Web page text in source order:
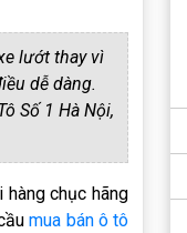
lướt thay vì
dễ dàng.
Số 1 Hà Nội,
chục hãng
mua bán ô tô